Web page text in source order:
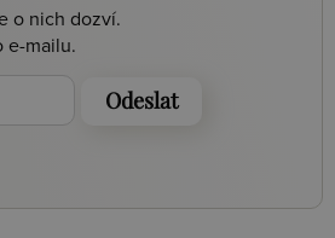
o nich dozví.
e-mailu.
Odeslat